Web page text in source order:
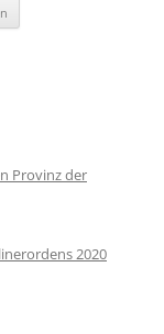
Provinz der
2020